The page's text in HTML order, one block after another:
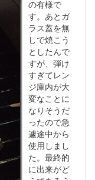
の有様で
す。あとガ
ラス蓋を無
しで焼こう
としたんで
すが、弾け
すぎてレン
ジ庫内が大
変なことに
なりそうだ
ったので急
遽途中から
使用しまし
た。最終的
に出来がど